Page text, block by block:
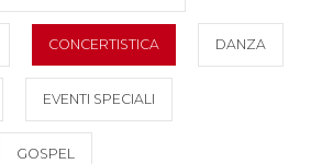
CONCERTISTICA DANZA
EVENTI SPECIALI
GOSPEL